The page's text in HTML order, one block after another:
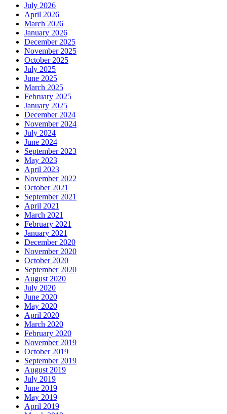
July 2026
April 2026
March 2026
January 2026
December 2025
November 2025
October 2025
July 2025
June 2025
March 2025
February 2025
January 2025
December 2024
November 2024
July 2024
June 2024
September 2023
May 2023
April 2023
November 2022
October 2021
September 2021
April 2021
March 2021
February 2021
January 2021
December 2020
November 2020
October 2020
September 2020
August 2020
July 2020
June 2020
May 2020
April 2020
March 2020
February 2020
November 2019
October 2019
September 2019
August 2019
July 2019
June 2019
May 2019
April 2019